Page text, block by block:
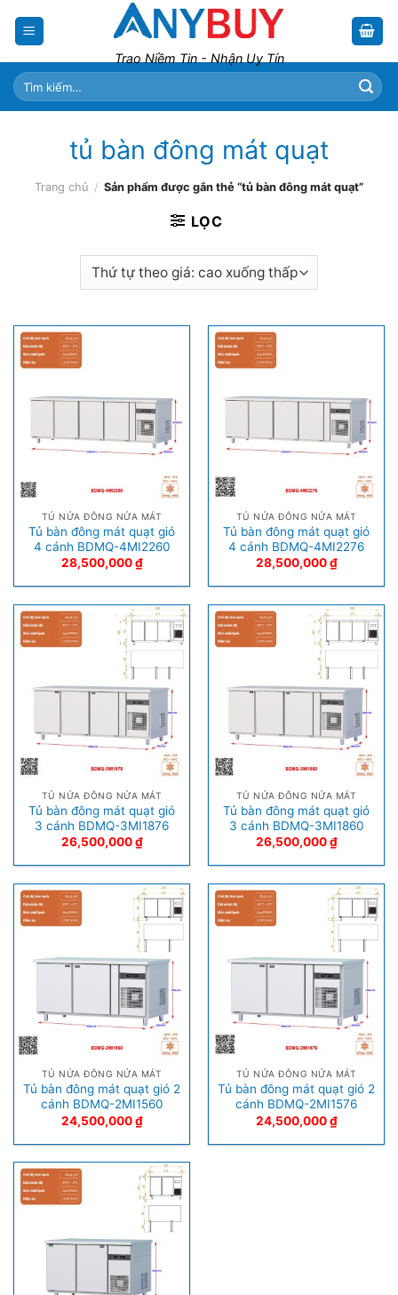
Trao Niềm Tin - Nhận Uy Tín
Tìm
kiếm:
tủ bàn đông mát quạt
Trang chủ / Sản phẩm được gắn thẻ “tủ bàn đông mát quạt”
LỌC
TỦ NỬA ĐÔNG NỬA MÁT
Tủ bàn đông mát quạt gió
4 cánh BDMQ-4MI2260
28,500,000₫
TỦ NỬA ĐÔNG NỬA MÁT
Tủ bàn đông mát quạt gió
4 cánh BDMQ-4MI2276
28,500,000₫
TỦ NỬA ĐÔNG NỬA MÁT
Tủ bàn đông mát quạt gió
3 cánh BDMQ-3MI1876
26,500,000₫
TỦ NỬA ĐÔNG NỬA MÁT
Tủ bàn đông mát quạt gió
3 cánh BDMQ-3MI1860
26,500,000₫
TỦ NỬA ĐÔNG NỬA MÁT
Tủ bàn đông mát quạt gió 2
cánh BDMQ-2MI1560
24,500,000₫
TỦ NỬA ĐÔNG NỬA MÁT
Tủ bàn đông mát quạt gió 2
cánh BDMQ-2MI1576
24,500,000₫